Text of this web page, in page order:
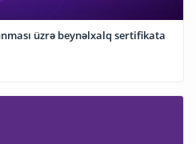
üzrə beynəlxalq sertifikata